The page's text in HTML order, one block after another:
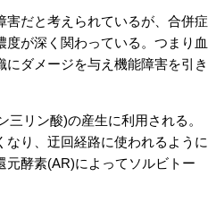
だと考えられているが、合併症
が深く関わっている。つまり血
ダメージを与え機能障害を引き
リン酸)の産生に利用される。
り、迂回経路に使われるように
元酵素(AR)によってソルビトー